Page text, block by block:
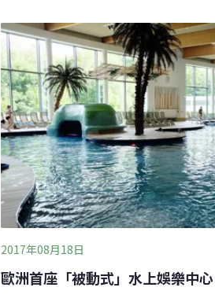
究員趙慧琳表示，肯定麥寮電廠煤轉
部分。六輕內共有16座汽電共生的燃
2017年08月18日
歐洲首座「被動式」水上娛樂中